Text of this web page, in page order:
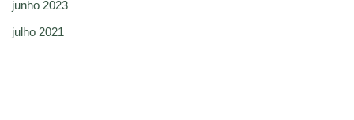
junho 2023
julho 2021